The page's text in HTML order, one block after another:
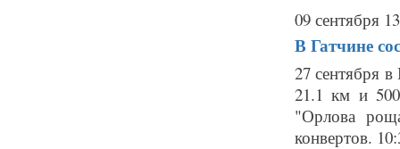
09 сентября
В Гатчине
27 сентября
21.1 км и
"Орлова
конвертов.